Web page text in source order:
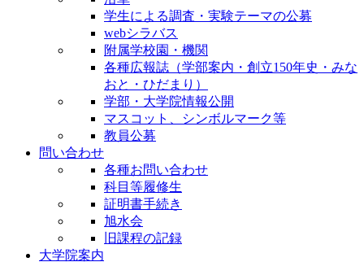
学生による調査・実験テーマの公募
webシラバス
附属学校園・機関
各種広報誌（学部案内・創立150年史・みな
おと・ひだまり）
学部・大学院情報公開
マスコット、シンボルマーク等
教員公募
問い合わせ
各種お問い合わせ
科目等履修生
証明書手続き
旭水会
旧課程の記録
大学院案内